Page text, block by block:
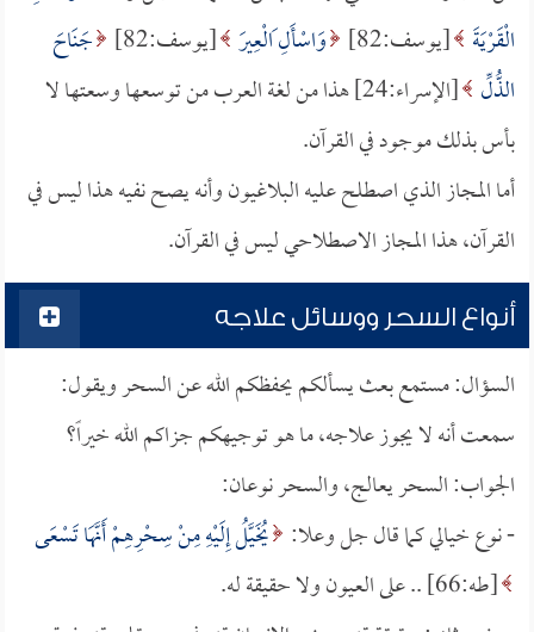
الْقَرْيَةَ [يوسف:82] وَاسْأَلِ َالْعِيرَ [يوسف:82]
جَنَاحَ
الذُّلِّ
[الإسراء:24] هذا من لغة العرب من توسعها وسعتها لا
بأس بذلك موجود في القرآن.
أما المجاز الذي اصطلح عليه البلاغيون وأنه يصح نفيه هذا ليس في
القرآن، هذا المجاز الاصطلاحي ليس في القرآن.
أنواع السحر ووسائل علاجه
السؤال: مستمع بعث يسألكم يحفظكم الله عن السحر ويقول:
سمعت أنه لا يجوز علاجه، ما هو توجيهكم جزاكم الله خيراً؟
الجواب: السحر يعالج، والسحر نوعان:
- نوع خيالي كما قال جل وعلا: يُخَيَّلُ إِلَيْهِ مِنْ سِحْرِهِمْ أَنَّهَا تَسْعَى
[طه:66] .. على العيون ولا حقيقة له.